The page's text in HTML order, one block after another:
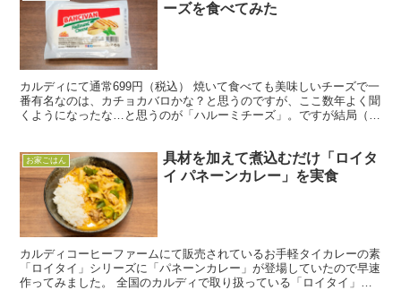
ーズを食べてみた
カルディにて通常699円（税込） 焼いて食べても美味しいチーズで一
番有名なのは、カチョカバロかな？と思うのですが、ここ数年よく聞
くようになったな…と思うのが「ハルーミチーズ」。ですが結局（意
お家ごはん
具材を加えて煮込むだけ「ロイタ
イ パネーンカレー」を実食
カルディコーヒーファームにて販売されているお手軽タイカレーの素
「ロイタイ」シリーズに「パネーンカレー」が登場していたので早速
作ってみました。 全国のカルディで取り扱っている「ロイタイ」シ